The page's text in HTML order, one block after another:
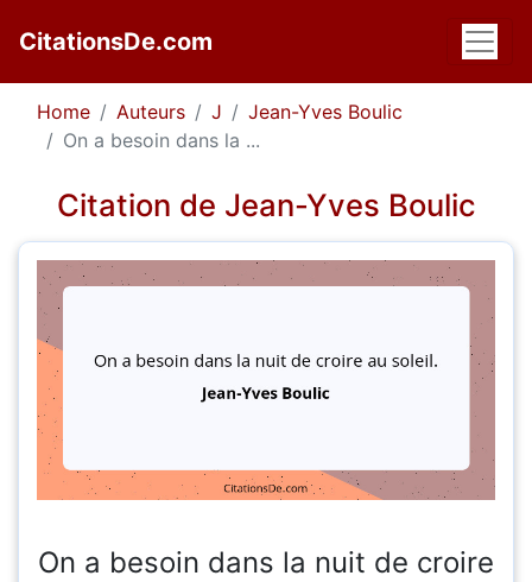
CitationsDe.com
Home Auteurs J
Jean-Yves Boulic
On a besoin dans la ...
Citation de Jean-Yves Boulic
On a besoin dans la nuit de croire